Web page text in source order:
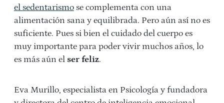
el sedentarismo se complementa con una
alimentación sana y equilibrada. Pero aún así no es
suficiente. Pues si bien el cuidado del cuerpo es
muy importante para poder vivir muchos años, lo
es más aún el ser feliz.
Eva Murillo, especialista en Psicología y fundadora